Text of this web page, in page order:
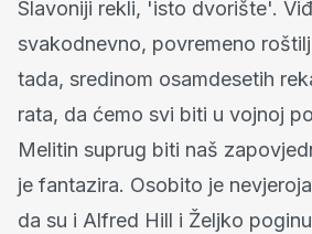
Slavoniji rekli, 'isto dvorište'.
svakodnevno, povremeno
tada, sredinom osamdesetih
rata, da ćemo svi biti u vojnoj
Melitin suprug biti naš
je fantazira. Osobito je
da su i Alfred Hill i Željko